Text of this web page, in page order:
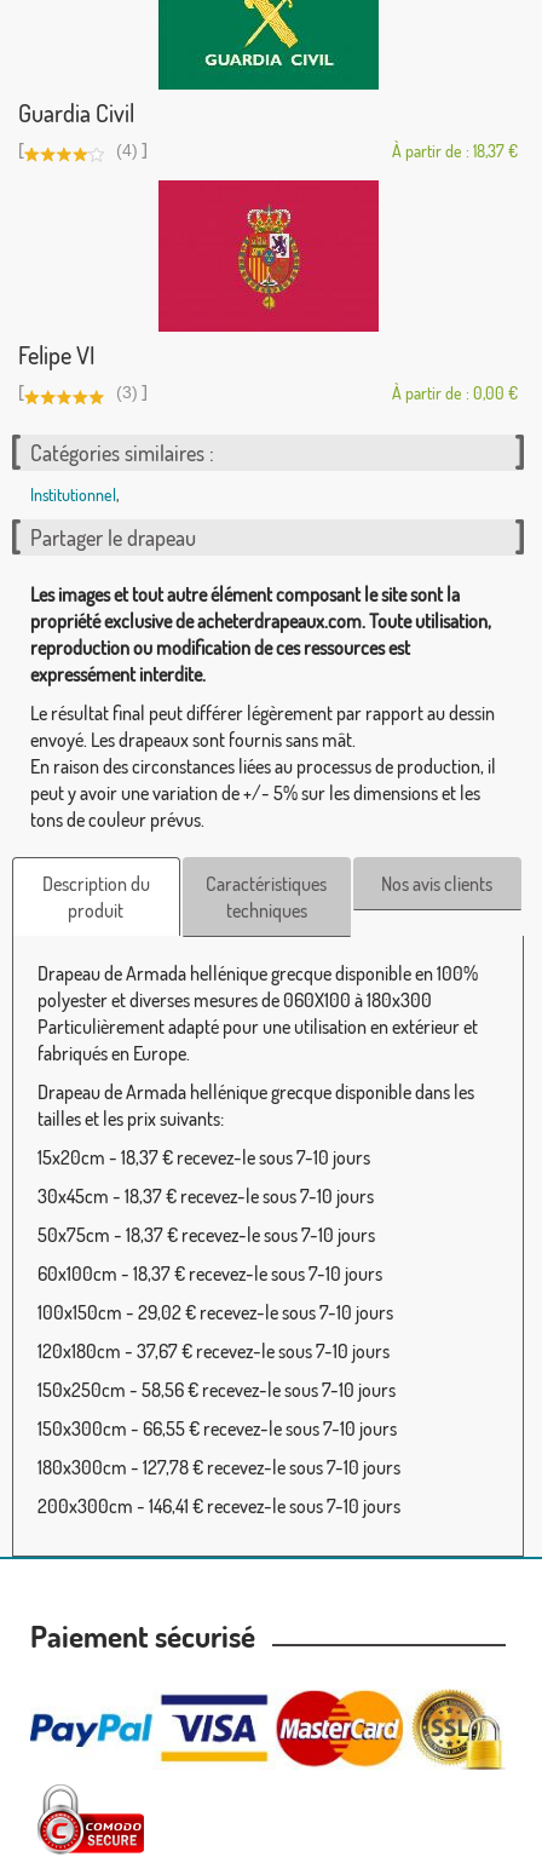
Guardia Civil
[ (4) ] À partir de : 18,37 €
Felipe VI
[ (3) ] À partir de : 0,00 €
Catégories similaires :
Institutionnel,
Partager le drapeau
Les images et tout autre élément composant le site sont la
propriété exclusive de acheterdrapeaux.com. Toute utilisation,
reproduction ou modification de ces ressources est
expressément interdite.
Le résultat final peut différer légèrement par rapport au dessin
envoyé. Les drapeaux sont fournis sans mât.
En raison des circonstances liées au processus de production, il
peut y avoir une variation de +/- 5% sur les dimensions et les
tons de couleur prévus.
Description du
produit
Caractéristiques
techniques
Nos avis clients
Drapeau de Armada hellénique grecque disponible en 100%
polyester et diverses mesures de 060X100 à 180x300
Particulièrement adapté pour une utilisation en extérieur et
fabriqués en Europe.
Drapeau de Armada hellénique grecque disponible dans les
tailles et les prix suivants:
15x20cm - 18,37 € recevez-le sous 7-10 jours
30x45cm - 18,37 € recevez-le sous 7-10 jours
50x75cm - 18,37 € recevez-le sous 7-10 jours
60x100cm - 18,37 € recevez-le sous 7-10 jours
100x150cm - 29,02 € recevez-le sous 7-10 jours
120x180cm - 37,67 € recevez-le sous 7-10 jours
150x250cm - 58,56 € recevez-le sous 7-10 jours
150x300cm - 66,55 € recevez-le sous 7-10 jours
180x300cm - 127,78 € recevez-le sous 7-10 jours
200x300cm - 146,41 € recevez-le sous 7-10 jours
Paiement sécurisé